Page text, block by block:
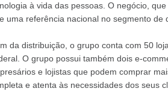
à vida das pessoas. O negócio,
uma referência nacional no segmento
da distribuição, o grupo conta com 50
O grupo possui também dois e-
e lojistas que podem comprar
e atenta às necessidades dos seus